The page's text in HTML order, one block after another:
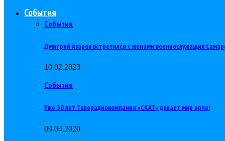
События
События
Дмитрий Азаров встретился с женами военнослужащих
10.02.2023
События
Уже 30 лет Телерадиокомпания «СКАТ» делает мир ярче!
09.04.2020